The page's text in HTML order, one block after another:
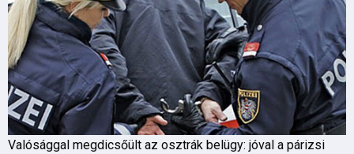
Valósággal megdicsőült az osztrák belügy: jóval a párizsi